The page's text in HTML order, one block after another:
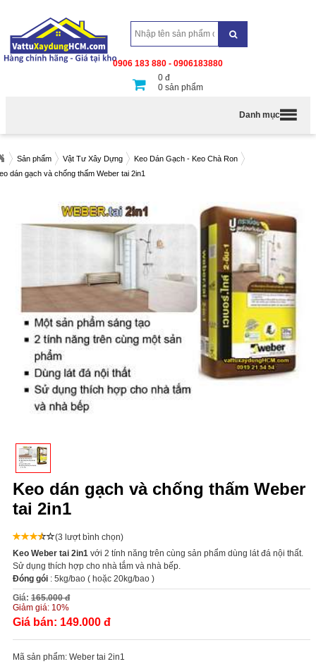
0906 183 880 - 0906183880
0 đ
0 sản phẩm
Danh mục
Sản phẩm Vật Tư Xây Dựng
Keo Dán Gạch - Keo Chà Ron
dán gạch và chống thấm Weber tai 2in1
Keo dán gạch và chống thấm Weber
tai 2in1
(3 lượt bình chọn)
Keo Weber tai 2in1 với 2 tính năng trên cùng sản phẩm dùng lát đá nội thất.
Sử dụng thích hợp cho nhà tắm và nhà bếp.
Đóng gói : 5kg/bao ( hoặc 20kg/bao )
Giá: 165.000 đ
Giảm giá: 10%
Giá bán: 149.000 đ
Mã sản phẩm: Weber tai 2in1